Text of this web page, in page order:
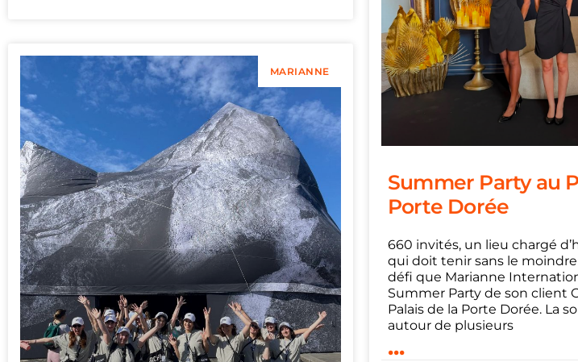
MARIANNE
Summer Party au
Porte Dorée
660 invités, un lieu chargé
qui doit tenir sans le moindre
défi que Marianne
Summer Party de son client
Palais de la Porte Dorée. La
autour de plusieurs
...